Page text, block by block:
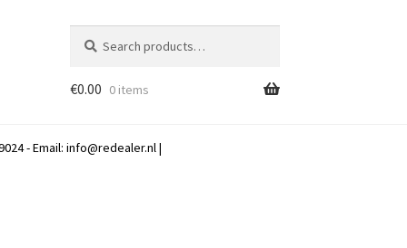
for:
€0.00 0 items
- Email: info@redealer.nl|